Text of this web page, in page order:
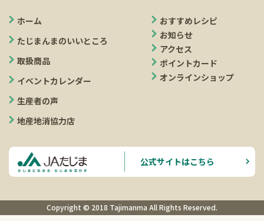
ホーム
たじまんまのいいところ
取扱商品
イベントカレンダー
生産者の声
地産地消協力店
おすすめレシピ
お知らせ
アクセス
ポイントカード
オンラインショップ
公式サイトはこちら
Copyright © 2018 Tajimanma All Rights Reserved.